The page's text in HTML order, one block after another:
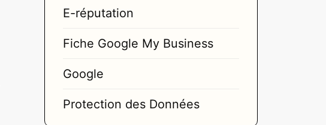
E-réputation
Fiche Google My Business
Google
Protection des Données